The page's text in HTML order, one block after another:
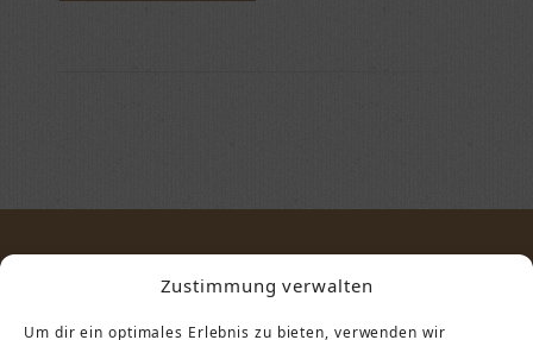
Zustimmung verwalten
Um dir ein optimales Erlebnis zu bieten, verwenden wir
STARTSEITE KONTAKT